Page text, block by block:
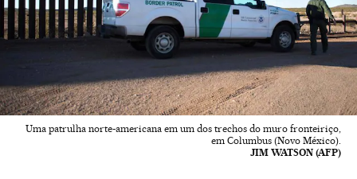
Uma patrulha norte-americana em um dos trechos do muro fronteiriço,
em Columbus (Novo México).
JIM WATSON (AFP)